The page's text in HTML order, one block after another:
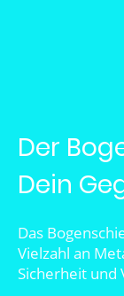
Der
Dein
Das
Vielzahl an
Sicherheit und